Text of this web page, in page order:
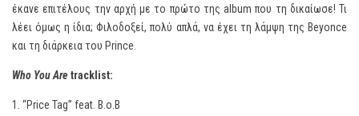
έκανε επιτέλους την αρχή με το πρώτο της album που τη δικαίωσε! Τι
λέει όμως η ίδια; Φιλοδοξεί, πολύ απλά, να έχει τη λάμψη της Beyonce
και τη διάρκεια του Prince.
Who You Are tracklist:
1. “Price Tag” feat. B.o.B